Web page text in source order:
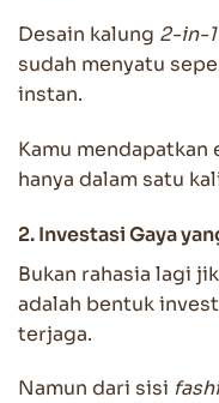
Desain kalung 2-in-1
sudah menyatu
instan.
Kamu mendapatkan
hanya dalam satu
2. Investasi Gaya
Bukan rahasia lagi
adalah bentuk
terjaga.
Namun dari sisi